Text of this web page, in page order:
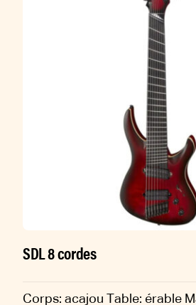
SDL 8 cordes
Corps: acajou Table: érable